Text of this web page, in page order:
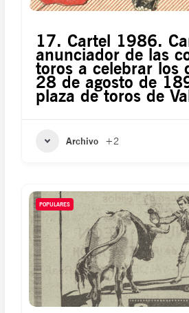
17. Cartel 1986.
anunciador de las
toros a celebrar los
28 de agosto de
plaza de toros de
Archivo +2
POPULARES